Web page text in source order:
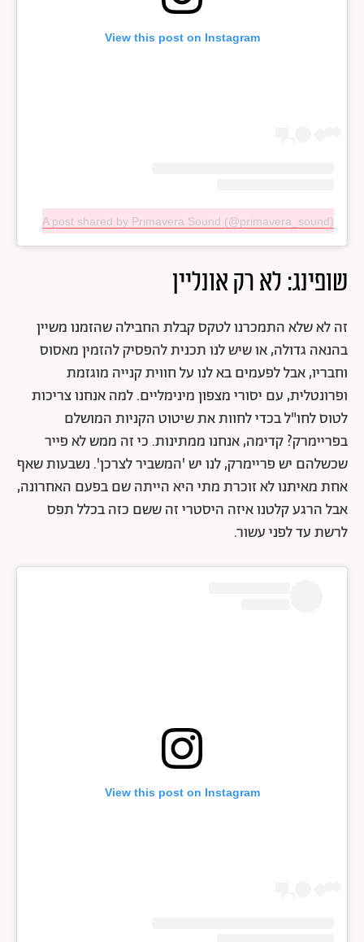
View this post on Instagram
A post shared by Primavera Sound (@primavera_sound)
שופינג: לא רק אונליין
זה לא שלא התמכרנו לטקס קבלת החבילה שהזמנו משיין
בהנאה גדולה, או שיש לנו תכנית להפסיק להזמין מאסוס
וחבריו, אבל לפעמים בא לנו על חווית קנייה מוגזמת
ופרונטלית, עם יסורי מצפון מינימליים. למה אנחנו צריכות
לטוס לחו"ל בכדי לחוות את שיטוט הקניות המושלם
בפריימרק? קדימה, אנחנו ממתינות. כי זה ממש לא פייר
שכשלהם יש פריימרק, לנו יש 'המשביר לצרכן'. נשבעות שאף
אחת מאיתנו לא זוכרת מתי היא הייתה שם בפעם האחרונה,
אבל הרגע קלטנו איזה היסטרי זה ששם כזה בכלל תפס
לרשת עד לפני עשור.
View this post on Instagram